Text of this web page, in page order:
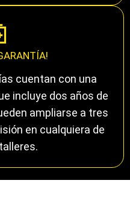
cuentan con una
incluye dos años de
ampliarse a tres
en cualquiera de